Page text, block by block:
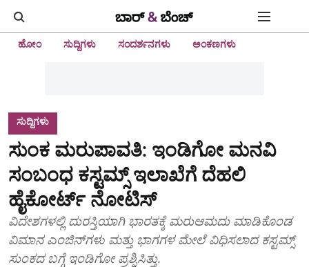
ಹೋಂ ಸುದ್ದಿಗಳು ಸಂದರ್ಶನಗಳು ಅಂಕಣಗಳು
ಸುದ್ದಿಗಳು
ಸುಂಕ ಮರುಪಾವತಿ: ಇಂಡಿಗೋ ಮನವಿ
ಸಂಬಂಧ ಕಸ್ಟಮ್ಸ್ ಇಲಾಖೆಗೆ ದೆಹಲಿ
ಹೈಕೋರ್ಟ್ ನೋಟಿಸ್
ವಿದೇಶಗಳಲ್ಲಿ ದುರಸ್ತಿಯಾಗಿ ಭಾರತಕ್ಕೆ ಮರುಆಮದು ಮಾಡಿಕೊಂಡ
ವಿಮಾನ ಎಂಜಿನ್‌ಗಳು ಮತ್ತು ಭಾಗಗಳ ಮೇಲೆ ವಿಧಿಸಲಾದ ಕಸ್ಟಮ್ಸ್
ಸುಂಕದ ಬಗ್ಗೆ ಇಂಡಿಗೋ ಪ್ರಶ್ನಿಸಿತ್ತು.